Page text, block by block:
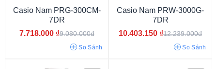
Casio Nam PRG-300CM-
7DR
7.718.000 ₫9.080.000đ
So Sánh
Casio Nam PRW-3000G-
7DR
10.403.150 ₫12.239.000đ
So Sánh